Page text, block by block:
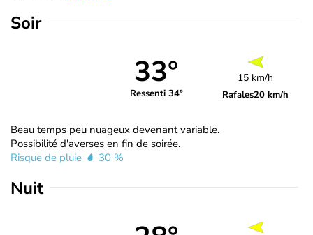
Soir
33°
Ressenti 34°
15 km/h
Rafales20 km/h
Beau temps peu nuageux devenant variable.
Possibilité d'averses en fin de soirée.
Risque de pluie
30 %
Nuit